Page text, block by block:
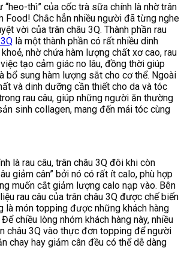
thì” của cốc trà sữa chính là nhờ trân
Food! Chắc hẳn nhiều người đã từng nghe
vời của trân châu 3Q. Thành phần rau
là một thành phần có rất nhiều dinh
nhờ chứa hàm lượng chất xơ cao, rau
tạo cảm giác no lâu, đồng thời giúp
bổ sung hàm lượng sắt cho cơ thể. Ngoài
và dinh dưỡng cần thiết cho da và tóc
rau câu, giúp những người ăn thường
sinh collagen, mang đến mái tóc cùng
là rau câu, trân châu 3Q đôi khi còn
giảm cân” bởi nó có rất ít calo, phù hợp
muốn cắt giảm lượng calo nạp vào. Bên
rau câu của trân châu 3Q được chế biến
là món topping được những khách hàng
chiều lòng nhóm khách hàng này, nhiều
châu 3Q vào thực đơn topping để người
chay hay giảm cân đều có thể dễ dàng